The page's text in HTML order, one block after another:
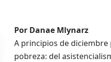
Por Danae Mlynarz
A principios de
pobreza: del